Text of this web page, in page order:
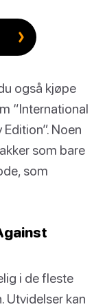
også kjøpe
“International
Noen
som bare
som
i de fleste
Utvidelser kan